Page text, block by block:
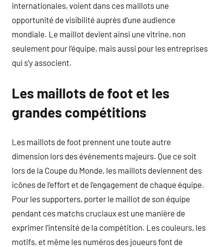
internationales, voient dans ces maillots une
opportunité de visibilité auprès d’une audience
mondiale. Le maillot devient ainsi une vitrine, non
seulement pour l’équipe, mais aussi pour les entreprises
qui s’y associent.
Les maillots de foot et les
grandes compétitions
Les maillots de foot prennent une toute autre
dimension lors des événements majeurs. Que ce soit
lors de la Coupe du Monde, les maillots deviennent des
icônes de l’effort et de l’engagement de chaque équipe.
Pour les supporters, porter le maillot de son équipe
pendant ces matchs cruciaux est une manière de
exprimer l’intensité de la compétition. Les couleurs, les
motifs, et même les numéros des joueurs font de